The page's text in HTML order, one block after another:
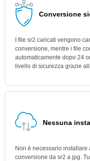
Conversione
I file sr2 caricati vengono
conversione, mentre i file
automaticamente dopo 24
livello di sicurezza grazie
Nessuna
Non è necessario
conversione da sr2 a jpg.